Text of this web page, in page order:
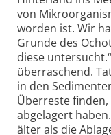
von
worden ist. Wir
Grunde des
diese
überraschend.
in den
Überreste finden,
abgelagert
älter als die